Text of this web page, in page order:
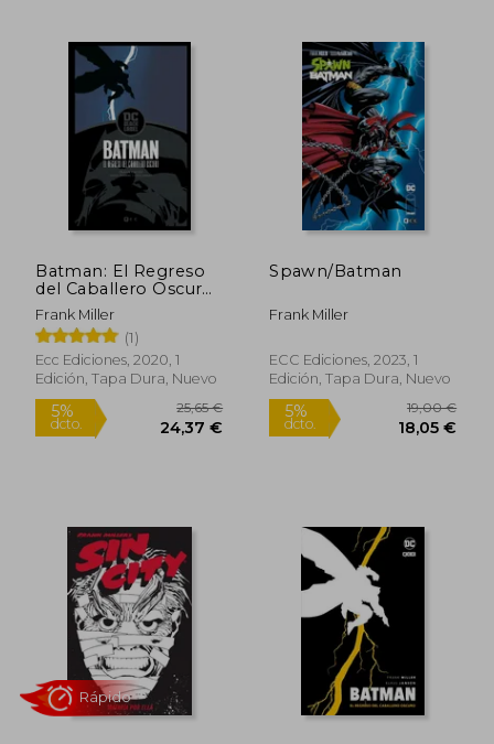
9,88 €
Batman: El Regreso
del Caballero Oscuro
(Biblioteca dc Black
Label) (Tercera
Edición)
Frank Miller
(1)
Ecc Ediciones, 2020, 1
Edición, Tapa Dura, Nuevo
Spawn/Batman
Frank Miller
ECC Ediciones, 2023, 1
Edición, Tapa Dura, Nuevo